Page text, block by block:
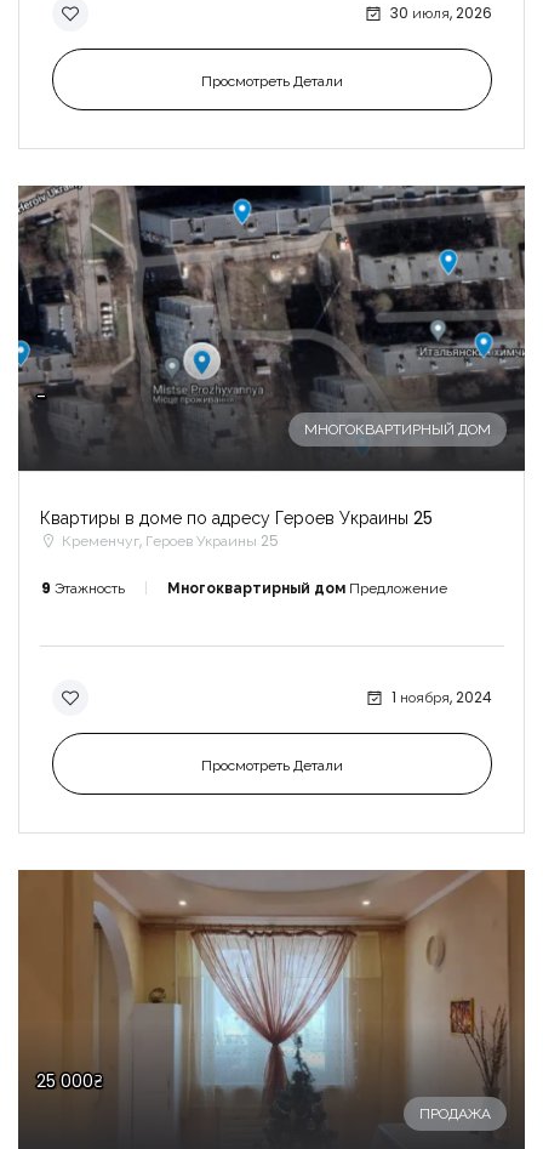
30 июля, 2026
Просмотреть Детали
-
МНОГОКВАРТИРНЫЙ ДОМ
Квартиры в доме по адресу Героев Украины 25
Кременчуг, Героев Украины 25
9 Этажность Многоквартирный дом Предложение
1 ноября, 2024
Просмотреть Детали
25 000₴
ПРОДАЖА